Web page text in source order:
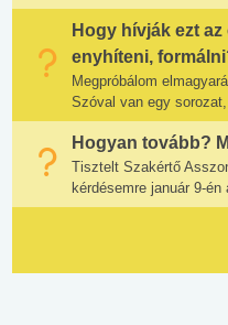
Hogy hívják ezt
enyhíteni,
Megpróbálom
Szóval van egy
Hogyan tovább?
Tisztelt Szakértő
kérdésemre január 9-én